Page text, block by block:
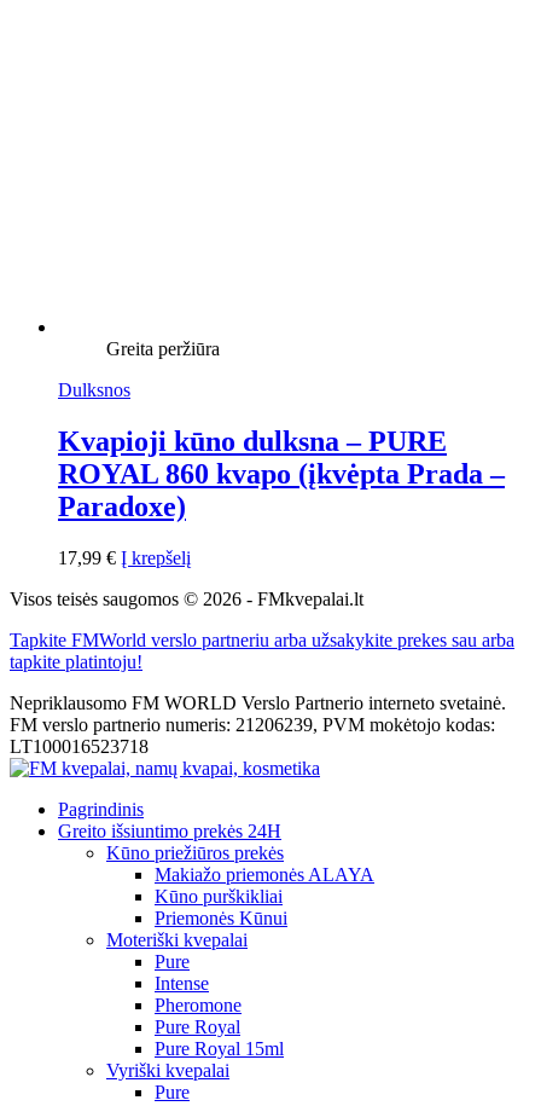
Greita peržiūra
Dulksnos
Kvapioji kūno dulksna – PURE
ROYAL 860 kvapo (įkvėpta Prada –
Paradoxe)
17,99 € Į krepšelį
Visos teisės saugomos © 2026 - FMkvepalai.lt
Tapkite FMWorld verslo partneriu arba užsakykite prekes sau arba
tapkite platintoju!
Nepriklausomo FM WORLD Verslo Partnerio interneto svetainė.
FM verslo partnerio numeris: 21206239, PVM mokėtojo kodas:
LT100016523718
Pagrindinis
Greito išsiuntimo prekės 24H
Kūno priežiūros prekės
Makiažo priemonės ALAYA
Kūno purškikliai
Priemonės Kūnui
Moteriški kvepalai
Pure
Intense
Pheromone
Pure Royal
Pure Royal 15ml
Vyriški kvepalai
Pure